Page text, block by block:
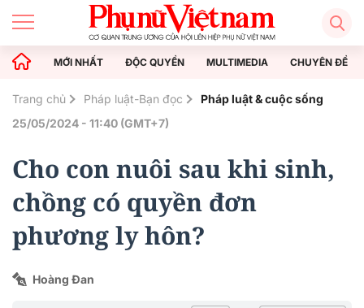
MỚI NHẤT ĐỘC QUYỀN MULTIMEDIA CHUYÊN ĐỀ
Trang chủ Pháp luật-Bạn đọc
Pháp luật & cuộc sống
25/05/2024 - 11:40 (GMT+7)
Cho con nuôi sau khi sinh,
chồng có quyền đơn
phương ly hôn?
Hoàng Đan